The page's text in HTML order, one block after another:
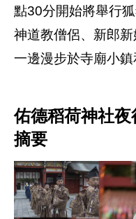
點30分開始將舉行
神道教僧侶、新郎新
一邊漫步於寺廟小鎮
佑德稻荷神社
摘要